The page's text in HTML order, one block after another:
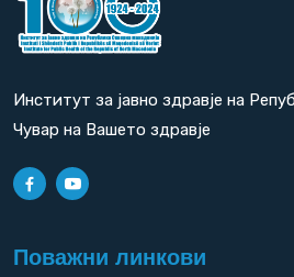
Институт за јавно здравје на
Чувар на Вашето здравје
Поважни линкови